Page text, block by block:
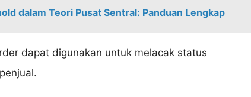
dalam Teori Pusat Sentral: Panduan Lengkap
dapat digunakan untuk melacak status